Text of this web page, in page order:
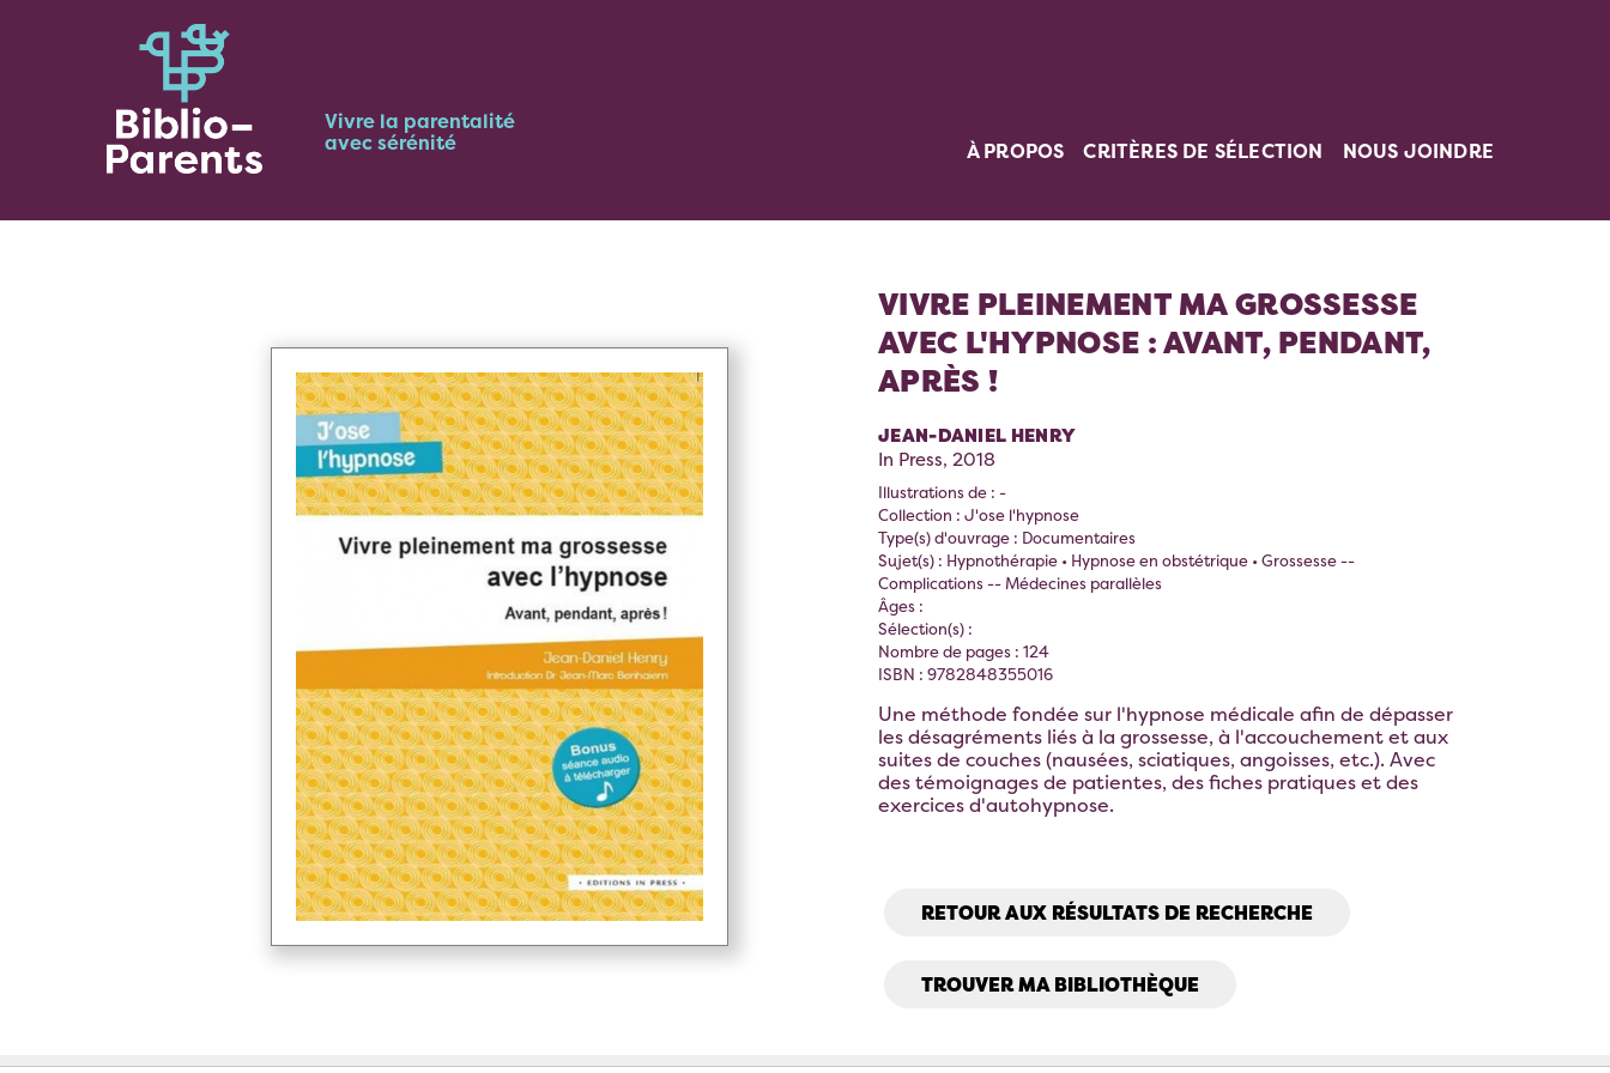
Vivre la parentalité
avec sérénité
À PROPOS CRITÈRES DE SÉLECTION NOUS JOINDRE
VIVRE PLEINEMENT MA GROSSESSE
AVEC L'HYPNOSE : AVANT, PENDANT,
APRÈS !
JEAN-DANIEL HENRY
In Press, 2018
Illustrations de : -
Collection : J'ose l'hypnose
Type(s) d'ouvrage : Documentaires
Sujet(s) : Hypnothérapie • Hypnose en obstétrique • Grossesse --
Complications -- Médecines parallèles
Âges :
Sélection(s) :
Nombre de pages : 124
ISBN : 9782848355016
Une méthode fondée sur l'hypnose médicale afin de dépasser
les désagréments liés à la grossesse, à l'accouchement et aux
suites de couches (nausées, sciatiques, angoisses, etc.). Avec
des témoignages de patientes, des fiches pratiques et des
exercices d'autohypnose.
RETOUR AUX RÉSULTATS DE RECHERCHE
TROUVER MA BIBLIOTHÈQUE